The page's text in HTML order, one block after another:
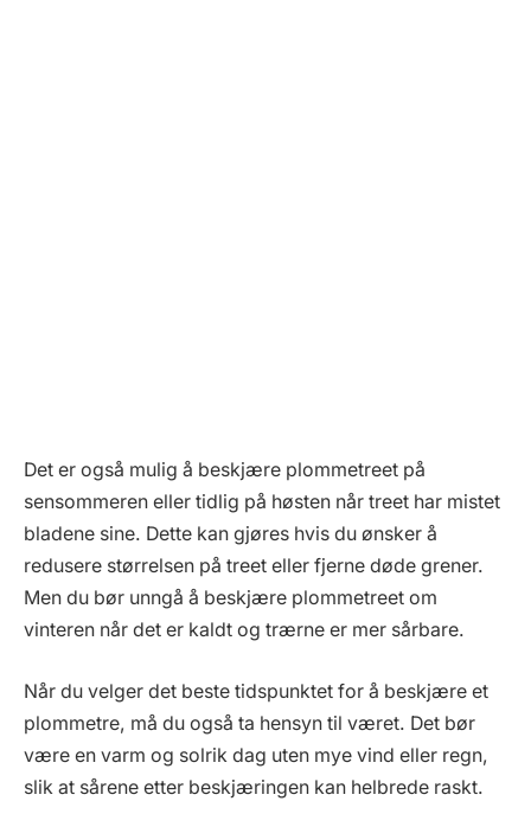
Det er også mulig å beskjære plommetreet på
sensommeren eller tidlig på høsten når treet har mistet
bladene sine. Dette kan gjøres hvis du ønsker å
redusere størrelsen på treet eller fjerne døde grener.
Men du bør unngå å beskjære plommetreet om
vinteren når det er kaldt og trærne er mer sårbare.
Når du velger det beste tidspunktet for å beskjære et
plommetre, må du også ta hensyn til været. Det bør
være en varm og solrik dag uten mye vind eller regn,
slik at sårene etter beskjæringen kan helbrede raskt.